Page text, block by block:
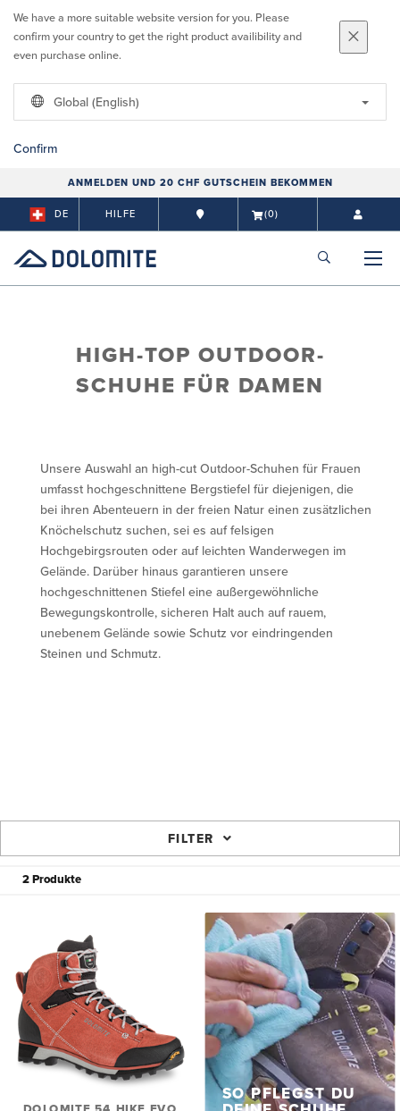
We have a more suitable website version for you. Please
confirm your country to get the right product availibility and
even purchase online.
Global (English)
Confirm
ANMELDEN UND 20 CHF GUTSCHEIN BEKOMMEN
DE HILFE (0)
HIGH-TOP OUTDOOR-
SCHUHE FÜR DAMEN
Unsere Auswahl an high-cut Outdoor-Schuhen für Frauen
umfasst hochgeschnittene Bergstiefel für diejenigen, die
bei ihren Abenteuern in der freien Natur einen zusätzlichen
Knöchelschutz suchen, sei es auf felsigen
Hochgebirgsrouten oder auf leichten Wanderwegen im
Gelände. Darüber hinaus garantieren unsere
hochgeschnittenen Stiefel eine außergewöhnliche
Bewegungskontrolle, sicheren Halt auch auf rauem,
unebenem Gelände sowie Schutz vor eindringenden
Steinen und Schmutz.
FILTER
2 Produkte
SO PFLEGST DU